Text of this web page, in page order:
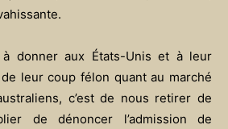
donner aux États-Unis et à leur
leur coup félon quant au marché
c’est de nous retirer de
de dénoncer l’admission de